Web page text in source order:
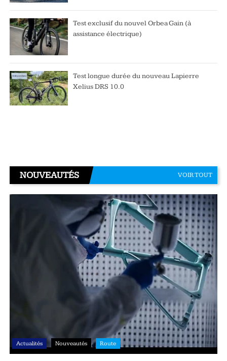
Test exclusif du nouvel Orbea Gain (à
assistance électrique)
Test longue durée du nouveau Lapierre
Xelius DRS 10.0
NOUVEAUTÉS VOIR TOUT
Actualités Nouveautés Route